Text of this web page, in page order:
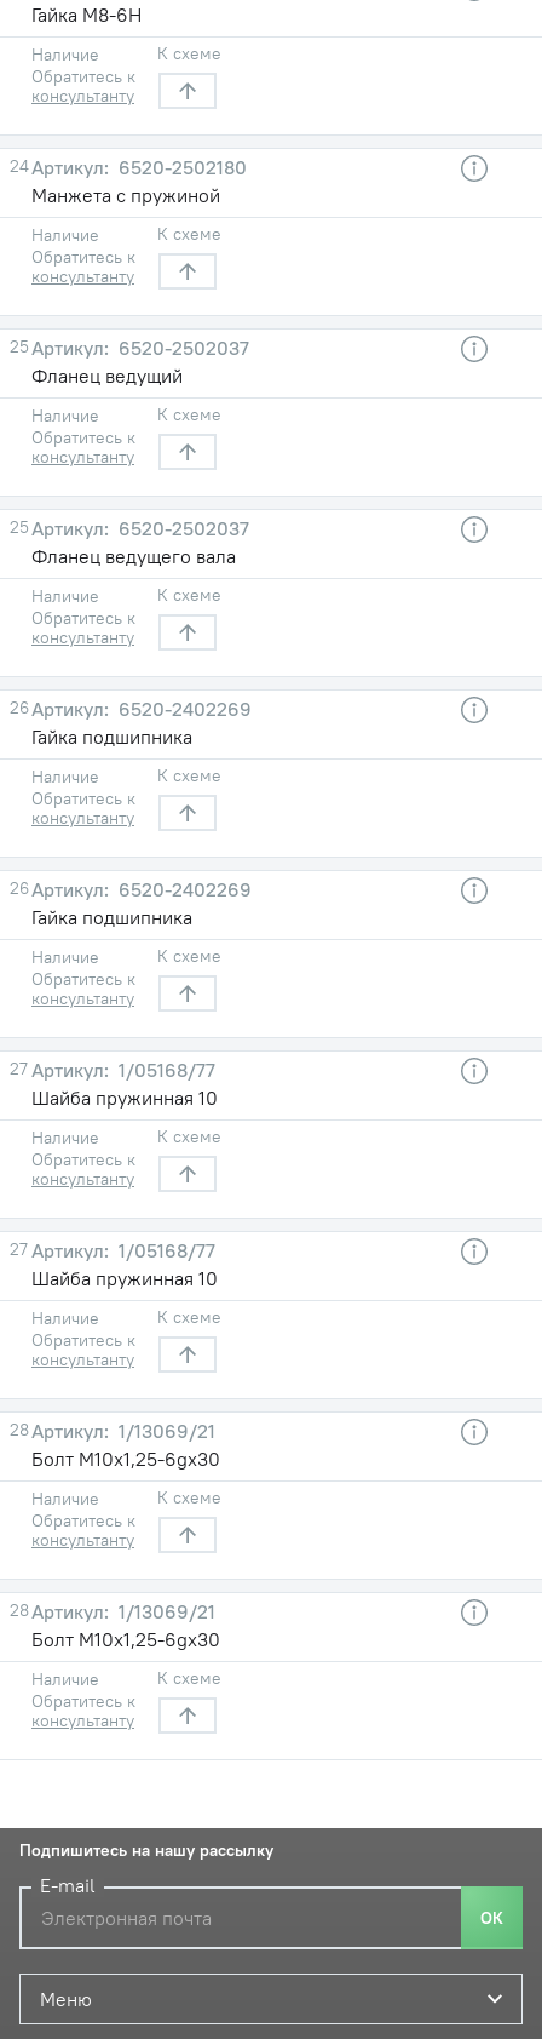
Гайка М8-6Н
Наличие
Обратитесь к
консультанту
К схеме
24
6520-2502180
Манжета с пружиной
Наличие
Обратитесь к
консультанту
К схеме
25
6520-2502037
Фланец ведущий
Наличие
Обратитесь к
консультанту
К схеме
25
6520-2502037
Фланец ведущего вала
Наличие
Обратитесь к
консультанту
К схеме
26
6520-2402269
Гайка подшипника
Наличие
Обратитесь к
консультанту
К схеме
26
6520-2402269
Гайка подшипника
Наличие
Обратитесь к
консультанту
К схеме
27
1/05168/77
Шайба пружинная 10
Наличие
Обратитесь к
консультанту
К схеме
27
1/05168/77
Шайба пружинная 10
Наличие
Обратитесь к
консультанту
К схеме
28
1/13069/21
Болт М10х1,25-6gх30
Наличие
Обратитесь к
консультанту
К схеме
28
1/13069/21
Болт М10х1,25-6gх30
Наличие
Обратитесь к
консультанту
К схеме
Меню
Подпишитесь на нашу рассылку
E-mail
ОК